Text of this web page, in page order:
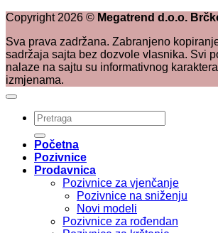
Copyright 2026 © Megatrend d.o.o.
Sva prava zadržana. Zabranjeno
sadržaja sajta bez dozvole vlasnika. Svi
nalaze na sajtu su informativnog
izmjenama.
Pretraži:
Početna
Pozivnice
Prodavnica
Pozivnice za vjenčanje
Pozivnice na sniženju
Novi modeli
Pozivnice za rođendan